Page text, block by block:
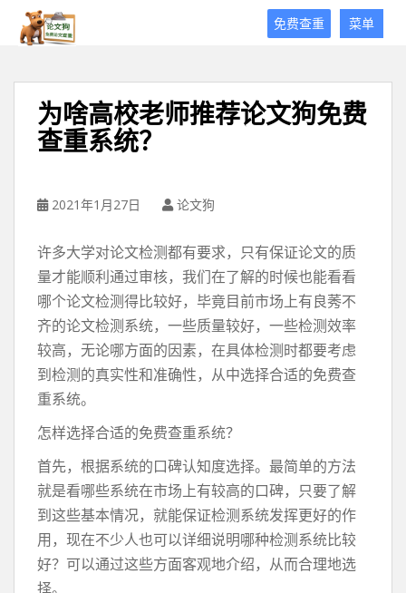
菜单
免费查重
为啥高校老师推荐论文狗免费
查重系统？
2021年1月27日 论文狗
许多大学对论文检测都有要求，只有保证论文的质
量才能顺利通过审核，我们在了解的时候也能看看
哪个论文检测得比较好，毕竟目前市场上有良莠不
齐的论文检测系统，一些质量较好，一些检测效率
较高，无论哪方面的因素，在具体检测时都要考虑
到检测的真实性和准确性，从中选择合适的免费查
重系统。
怎样选择合适的免费查重系统？
首先，根据系统的口碑认知度选择。最简单的方法
就是看哪些系统在市场上有较高的口碑，只要了解
到这些基本情况，就能保证检测系统发挥更好的作
用，现在不少人也可以详细说明哪种检测系统比较
好？可以通过这些方面客观地介绍，从而合理地选
择。